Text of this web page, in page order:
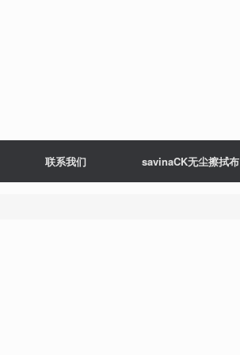
联系我们 savinaCK无尘擦拭布